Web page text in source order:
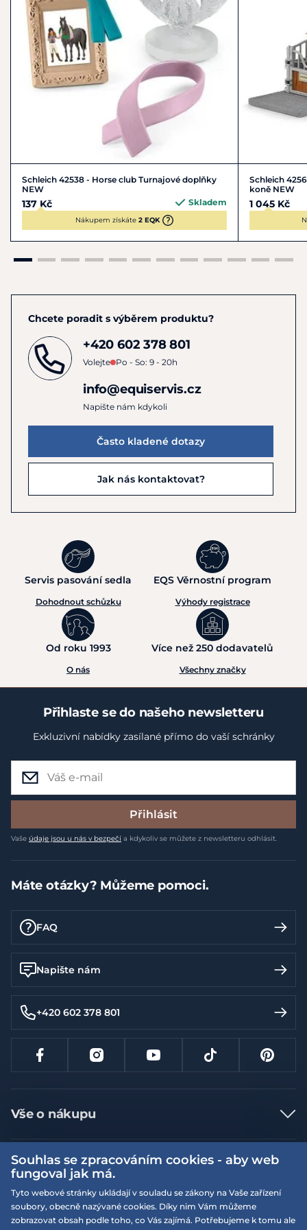
Schleich 42538 - Horse club Turnajové doplňky
NEW
137 Kč Skladem
Nákupem získáte 2 EQK
Schleich
koně NEW
1 045 Kč
Chcete poradit s výběrem produktu?
+420 602 378 801
Volejte Po - So: 9 - 20h
info@equiservis.cz
Napište nám kdykoli
Často kladené dotazy
Jak nás kontaktovat?
Servis pasování sedla
Dohodnout schůzku
EQS Věrnostní program
Výhody registrace
Od roku 1993
O nás
Více než 250 dodavatelů
Všechny značky
Přihlaste se do našeho newsletteru
Exkluzivní nabídky zasílané přímo do vaší schránky
Přihlásit
Vaše údaje jsou u nás v bezpečí a kdykoliv se můžete z newsletteru odhlásit.
Máte otázky? Můžeme pomoci.
FAQ
Napište nám
+420 602 378 801
Vše o nákupu
Jak nakupovat
Nejčastější dotazy
Doprava a platba
Vrácení a výměna zboží
Více informací
Obchodní podmínky
Podmínky EQS věrnostního klubu
Naše prodejny
Souhlas se zpracováním cookies - aby web
fungoval jak má.
Tyto webové stránky ukládají v souladu se zákony na Vaše zařízení
soubory, obecně nazývané cookies. Díky nim Vám můžeme
zobrazovat obsah podle toho, co Vás zajímá. Potřebujeme k tomu ale